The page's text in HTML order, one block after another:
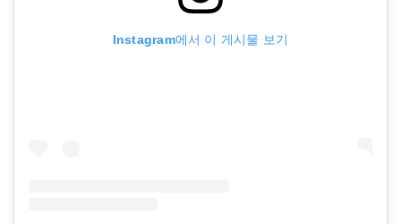
Instagram에서 이 게시물 보기